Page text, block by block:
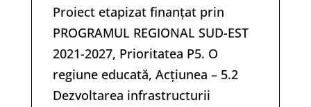
Proiect etapizat finanțat prin
PROGRAMUL REGIONAL SUD-EST
2021-2027, Prioritatea P5. O
regiune educată, Acțiunea – 5.2
Dezvoltarea infrastructurii